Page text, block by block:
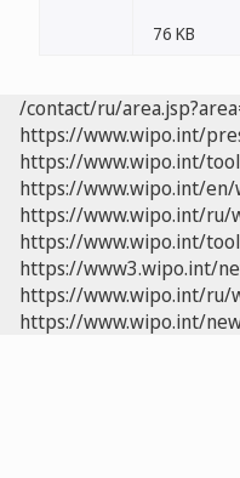
76 KB
/contact/ru/
https://www.wipo.int/
https://www.wipo.int/
https://www.wipo.int/
https://www.wipo.int/ru/
https://www.wipo.int/
https://www3.wipo.int/
https://www.wipo.int/ru/
https://www.wipo.int/